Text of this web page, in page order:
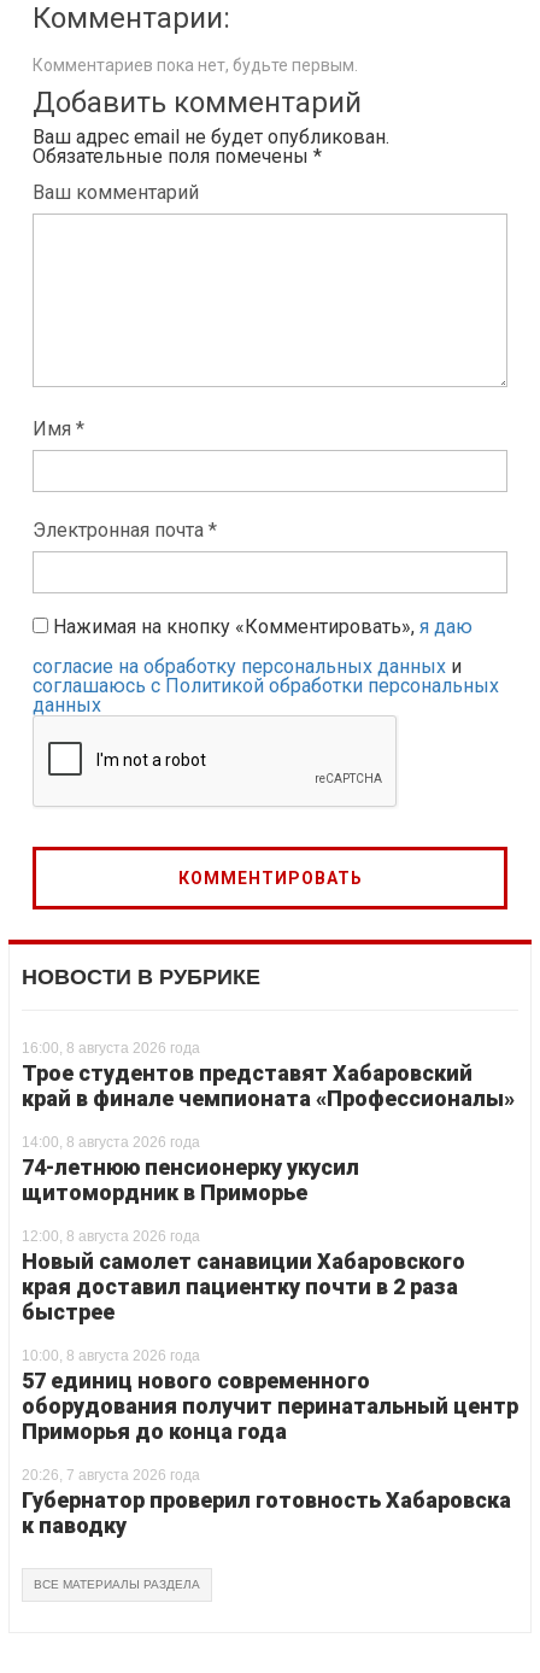
Комментарии:
Комментариев пока нет, будьте первым.
Добавить комментарий
Ваш адрес email не будет опубликован.
Обязательные поля помечены *
Ваш комментарий
Имя *
Электронная почта *
Нажимая на кнопку «Комментировать», я даю
согласие на обработку персональных данных и
соглашаюсь с Политикой обработки персональных
данных
НОВОСТИ В РУБРИКЕ
16:00, 8 августа 2026 года
Трое студентов представят Хабаровский
край в финале чемпионата «Профессионалы»
14:00, 8 августа 2026 года
74-летнюю пенсионерку укусил
щитомордник в Приморье
12:00, 8 августа 2026 года
Новый самолет санавиции Хабаровского
края доставил пациентку почти в 2 раза
быстрее
10:00, 8 августа 2026 года
57 единиц нового современного
оборудования получит перинатальный центр
Приморья до конца года
20:26, 7 августа 2026 года
Губернатор проверил готовность Хабаровска
к паводку
ВСЕ МАТЕРИАЛЫ РАЗДЕЛА